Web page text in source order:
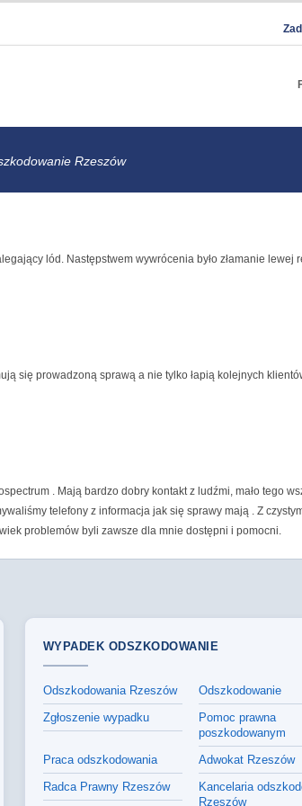
Rzeszów
lód. Następstwem wywrócenia było złamanie
się prowadzoną sprawą a nie tylko łapią kolejnych
. Mają bardzo dobry kontakt z ludźmi, mało tego
telefony z informacja jak się sprawy mają . Z
problemów byli zawsze dla mnie dostępni i pomocni.
WYPADEK ODSZKODOWANIE
Odszkodowania Rzeszów
Odszkodowanie
Zgłoszenie wypadku
Pomoc prawna
poszkodowanym
Praca odszkodowania
Adwokat Rzeszów
Radca Prawny Rzeszów
Kancelaria
Rzeszów